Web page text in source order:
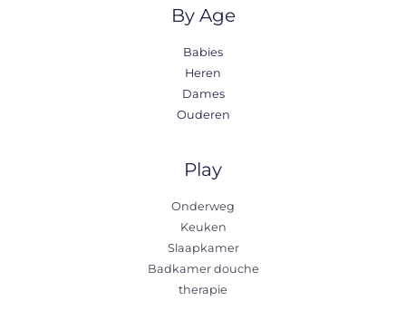
By Age
Babies
Heren
Dames
Ouderen
Play
Onderweg
Keuken
Slaapkamer
Badkamer douche
therapie